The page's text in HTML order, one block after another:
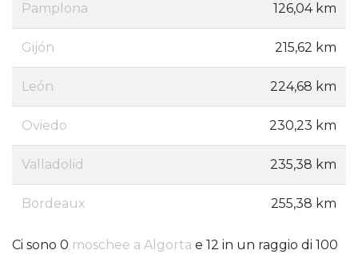
Pamplona 126,04 km
Gijón 215,62 km
León 224,68 km
Oviedo 230,23 km
Valladolid 235,38 km
Bordeaux 255,38 km
Ci sono 0 moschee a Algorta e 12 in un raggio di 100